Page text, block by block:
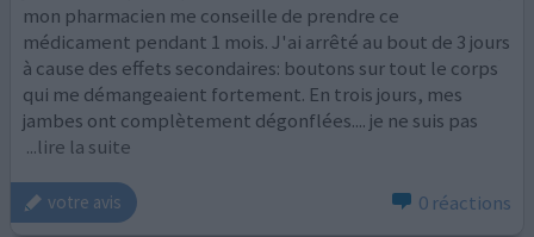
mon pharmacien me conseille de prendre ce
médicament pendant 1 mois. J'ai arrêté au bout de 3 jours
à cause des effets secondaires: boutons sur tout le corps
qui me démangeaient fortement. En trois jours, mes
jambes ont complètement dégonflées.... je ne suis pas
...lire la suite
votre avis 0 réactions